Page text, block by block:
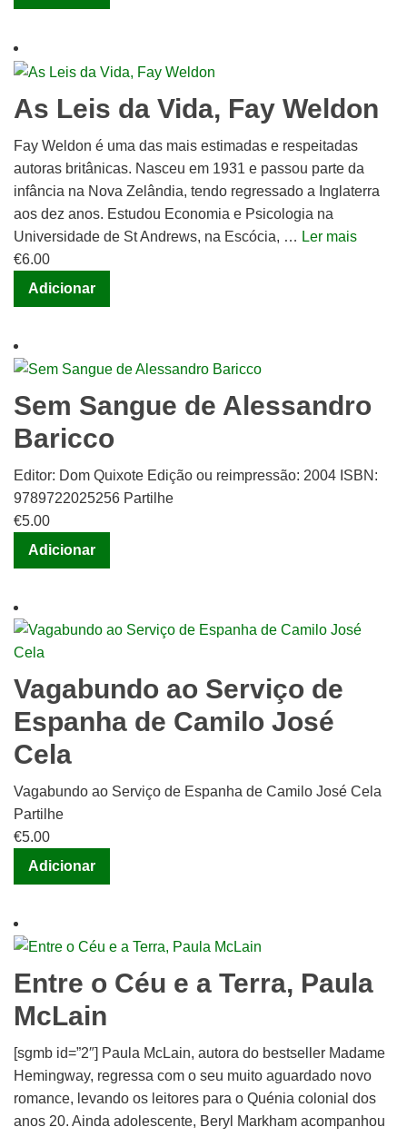
As Leis da Vida, Fay Weldon
Fay Weldon é uma das mais estimadas e respeitadas
autoras britânicas. Nasceu em 1931 e passou parte da
infância na Nova Zelândia, tendo regressado a Inglaterra
aos dez anos. Estudou Economia e Psicologia na
Universidade de St Andrews, na Escócia, … Ler mais
€6.00
Adicionar
Sem Sangue de Alessandro
Baricco
Editor: Dom Quixote Edição ou reimpressão: 2004 ISBN:
9789722025256 Partilhe
€5.00
Adicionar
Vagabundo ao Serviço de
Espanha de Camilo José
Cela
Vagabundo ao Serviço de Espanha de Camilo José Cela
Partilhe
€5.00
Adicionar
Entre o Céu e a Terra, Paula
McLain
[sgmb id=”2″] Paula McLain, autora do bestseller Madame
Hemingway, regressa com o seu muito aguardado novo
romance, levando os leitores para o Quénia colonial dos
anos 20. Ainda adolescente, Beryl Markham acompanhou